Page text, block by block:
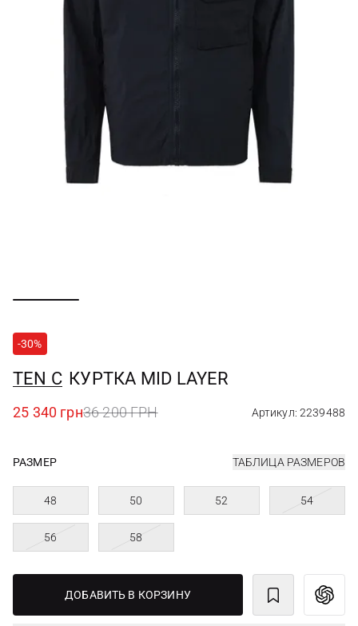
-30%
TEN C КУРТКА MID LAYER
25 340 грн36 200 ГРН Артикул: 2239488
РАЗМЕР ТАБЛИЦА РАЗМЕРОВ
48 50 52 54
56 58
ДОБАВИТЬ В КОРЗИНУ